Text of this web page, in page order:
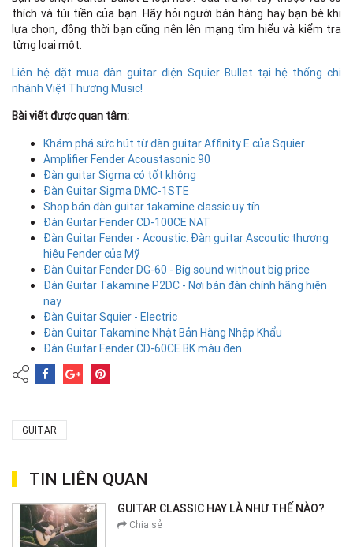
thích và túi tiền của bạn. Hãy hỏi người bán hàng hay bạn bè khi
lựa chọn, đồng thời bạn cũng nên lên mạng tìm hiểu và kiểm tra
từng loại một.
Liên hệ đặt mua đàn guitar điện Squier Bullet tại hệ thống chi
nhánh Việt Thương Music!
Bài viết được quan tâm:
Khám phá sức hút từ đàn guitar Affinity E của Squier
Amplifier Fender Acoustasonic 90
Đàn guitar Sigma có tốt không
Đàn Guitar Sigma DMC-1STE
Shop bán đàn guitar takamine classic uy tín
Đàn Guitar Fender CD-100CE NAT
Đàn Guitar Fender - Acoustic. Đàn guitar Ascoutic thương
hiệu Fender của Mỹ
Đàn Guitar Fender DG-60 - Big sound without big price
Đàn Guitar Takamine P2DC - Nơi bán đàn chính hãng hiện
nay
Đàn Guitar Squier - Electric
Đàn Guitar Takamine Nhật Bản Hàng Nhập Khẩu
Đàn Guitar Fender CD-60CE BK màu đen
GUITAR
TIN LIÊN QUAN
GUITAR CLASSIC HAY LÀ NHƯ THẾ NÀO?
Chia sẻ